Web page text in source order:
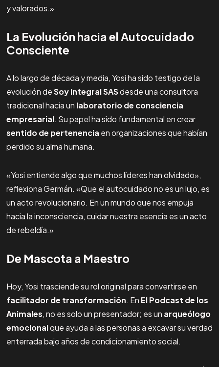
y valorados.»
La Evolución hacia el Autocuidado
Consciente
A lo largo de década y media, Yosi ha sido testigo de la
evolución deSoy Integral SASdesde una consultora
tradicional hacia un laboratorio de consciencia
empresarial. Su papel ha sido fundamental en crear
sentido de pertenencia en organizaciones que habían
perdido su alma humana.
«Yosi entiende algo que muchos líderes han olvidado»,
reflexiona Germán. «Que el autocuidado no es un lujo, es
un acto revolucionario. En un mundo que nos empuja
hacia la inconsciencia, cuidar nuestra esencia es un acto
de rebeldía.»
De Mascota a Maestro
Hoy, Yosi trasciende su rol original para convertirse en
facilitador de transformación. En El Podcast de los
Animales, no es solo un presentador; es un arqueólogo
emocionalque ayuda a las personas a excavar su verdad
enterrada bajo años de condicionamiento social.